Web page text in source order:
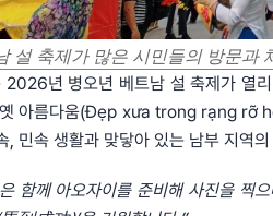
설 축제가 많은 시민들의 방문과
2026년 병오년 베트남 설 축제가 열
아름다움(Đẹp xưa trong rạng rỡ
, 민속 생활과 맞닿아 있는 남부 지역
함께 아오자이를 준비해 사진을 찍